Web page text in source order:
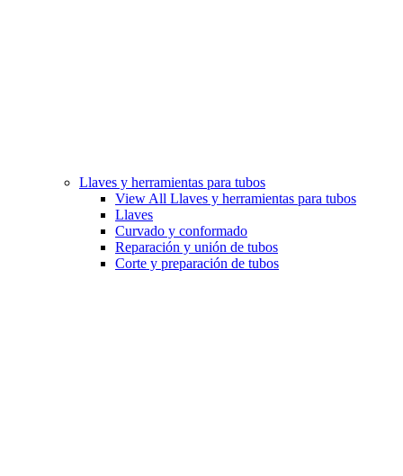
Llaves y herramientas para tubos
View All Llaves y herramientas para tubos
Llaves
Curvado y conformado
Reparación y unión de tubos
Corte y preparación de tubos